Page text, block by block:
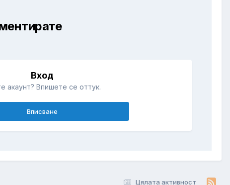
Вход
акаунт? Впишете се оттук.
Вписване
Цялата активност